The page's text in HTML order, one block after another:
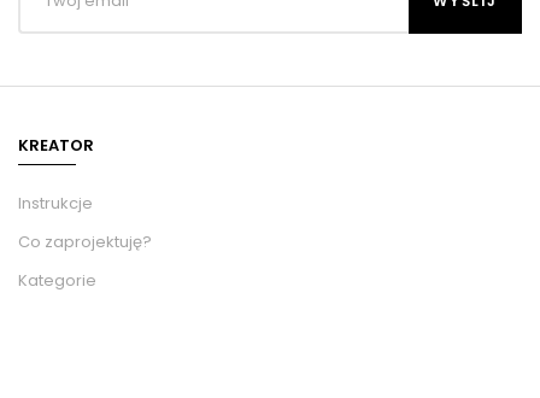
KREATOR
Instrukcje
Co zaprojektuję?
Kategorie